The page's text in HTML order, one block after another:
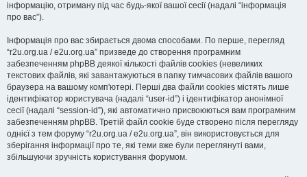
інформацію, отриману під час будь-якої вашої сесії (надалі “інформація
про вас”).
Інформація про вас збирається двома способами. По перше, перегляд
“r2u.org.ua / e2u.org.ua” призведе до створення програмним
забезпеченням phpBB деякої кількості файлів cookies (невеликих
текстових файлів, які завантажуються в папку тимчасових файлів вашого
браузера на вашому комп'ютері. Перші два файли cookies містять лише
ідентифікатор користувача (надалі “user-id”) і ідентифікатор анонімної
сесії (надалі “session-id”), які автоматично присвоюються вам програмним
забезпеченням phpBB. Третій файл cookie буде створено після перегляду
однієї з тем форуму “r2u.org.ua / e2u.org.ua”, він використовується для
зберігання інформації про те, які теми вже були переглянуті вами,
збільшуючи зручність користування форумом.